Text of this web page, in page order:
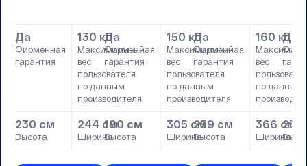
Да
Фирменная
гарантия
130 кг
Максимальный
вес
пользователя
по данным
производителя
230 см
Высота
244 см
Ширина
Да
Фирменная
гарантия
150 кг
Максимальный
вес
пользователя
по данным
производителя
180 см
Высота
305 см
Ширина
Да
Фирменная
гарантия
160 кг
вес
по данным
259 см
Высота
366 см
Ширина
Да
238